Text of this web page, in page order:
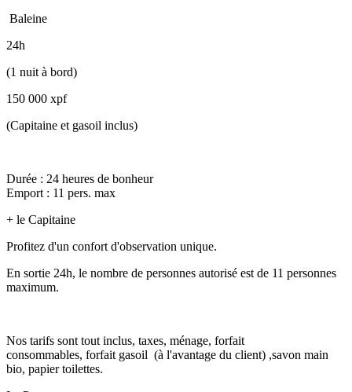
Baleine
24h
(1 nuit à bord)
150 000 xpf
(Capitaine et gasoil inclus)
Durée : 24 heures de bonheur
Emport : 11 pers. max
+ le Capitaine
Profitez d'un confort d'observation unique.
En sortie 24h, le nombre de personnes autorisé est de 11 personnes
maximum.
Nos tarifs sont tout inclus, taxes, ménage, forfait
consommables, forfait gasoil (à l'avantage du client) ,savon main
bio, papier toilettes.